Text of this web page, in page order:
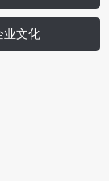
业文化